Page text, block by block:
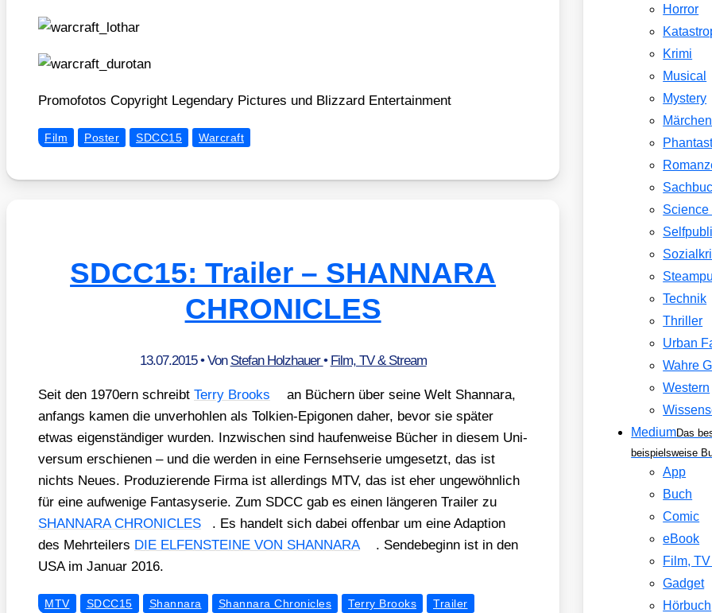
Pro­mo­fo­tos Copy­right Legen­da­ry Pic­tures und Bliz­zard Enter­tain­ment
Film Poster SDCC15 Warcraft
SDCC15: Trailer – SHANNARA
CHRONICLES
13.07.2015• Von Stefan Holzhauer• Film, TV & Stream
Seit den 1970ern schreibt Ter­ry Brooks
an Büchern über sei­ne Welt Shan­n­a­ra,
anfangs kamen die unver­hoh­len als Tol­ki­en-Epi­go­nen daher, bevor sie spä­ter
etwas eigen­stän­di­ger wur­den. Inzwi­schen sind hau­fen­wei­se Bücher in die­sem Uni­
ver­sum erschie­nen – und die wer­den in eine Fern­seh­se­rie umge­setzt, das ist
nichts Neu­es. Pro­du­zie­ren­de Fir­ma ist aller­dings MTV, das ist eher unge­wöhn­lich
für eine auf­we­ni­ge Fan­ta­sy­se­rie. Zum SDCC gab es einen län­ge­ren Trai­ler zu
SHANNARA CHRONICLES
. Es han­delt sich dabei offen­bar um eine Adap­ti­on
des Mehr­tei­lers DIE ELFENSTEINE VON SHANNARA
. Sen­de­be­ginn ist in den
USA im Janu­ar 2016.
MTV SDCC15 Shannara Shannara Chronicles Terry Brooks Trailer
Horror
Krimi
Musical
Mystery
Märchen
Science
Technik
Thriller
Urban
Wahre
Western
MediumDas
beispielsweise
App
Buch
Comic
eBook
Film,
Gadget
Hörbuch